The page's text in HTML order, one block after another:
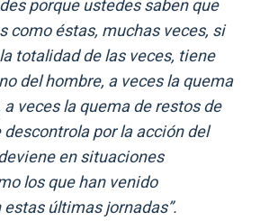
porque ustedes saben que
como éstas, muchas veces, si
totalidad de las veces, tiene
del hombre, a veces la quema
veces la quema de restos de
por la acción del
en situaciones
los que han venido
últimas jornadas”.